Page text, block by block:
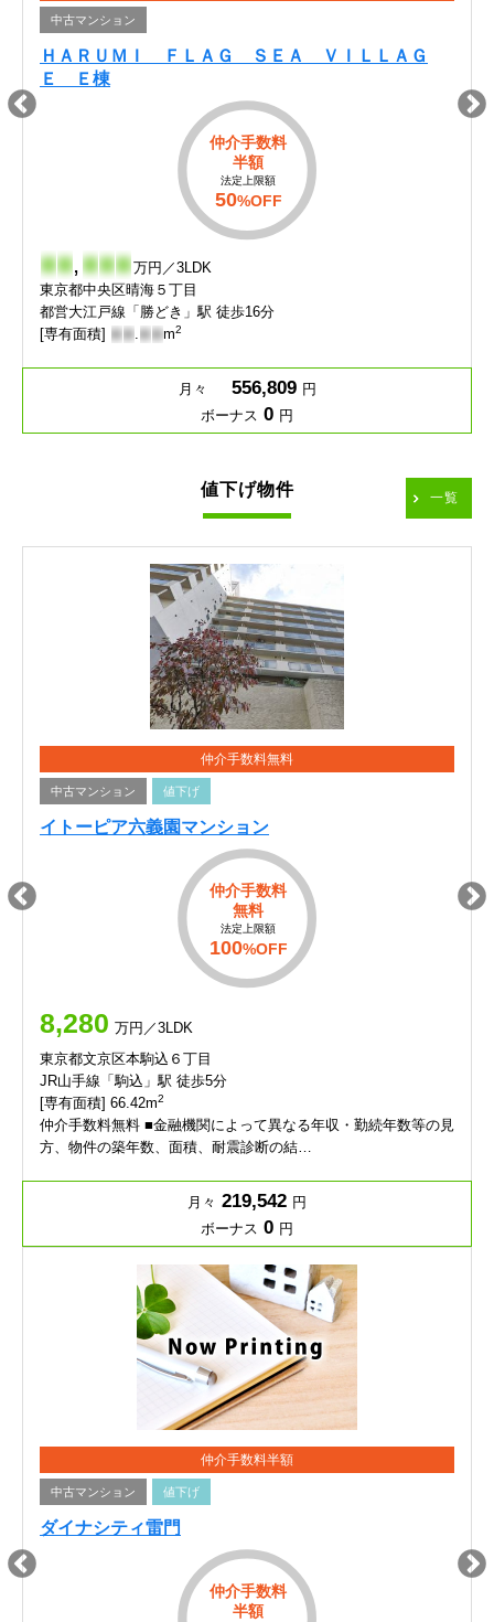
中古マンション
ＨＡＲＵＭＩ ＦＬＡＧ ＳＥＡ ＶＩＬＬＡＧ
Ｅ Ｅ棟
仲介手数料
半額
法定上限額
50%OFF
- - ,- - - 万円／3LDK
東京都中央区晴海５丁目
都営大江戸線「勝どき」駅 徒歩16分
[専有面積] - - .- - m2
月々 556,809 円
ボーナス 0 円
値下げ物件 一覧
仲介手数料無料
中古マンション 値下げ
イトーピア六義園マンション
仲介手数料
無料
法定上限額
100%OFF
8,280 万円／3LDK
東京都文京区本駒込６丁目
JR山手線「駒込」駅 徒歩5分
[専有面積] 66.42m2
仲介手数料無料 ■金融機関によって異なる年収・勤続年数等の見
方、物件の築年数、面積、耐震診断の結…
月々 219,542 円
ボーナス 0 円
仲介手数料半額
中古マンション 値下げ
ダイナシティ雷門
仲介手数料
半額